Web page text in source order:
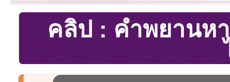
คลิป : คำพยานห